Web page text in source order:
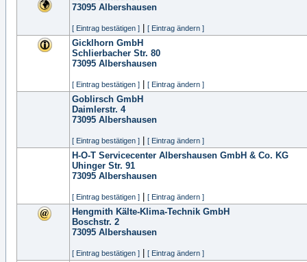
73095 Albershausen
[ Eintrag bestätigen ] [ Eintrag ändern ]
Gicklhorn GmbH
Schlierbacher Str. 80
73095 Albershausen
[ Eintrag bestätigen ] [ Eintrag ändern ]
Goblirsch GmbH
Daimlerstr. 4
73095 Albershausen
[ Eintrag bestätigen ] [ Eintrag ändern ]
H-O-T Servicecenter Albershausen GmbH & Co. KG
Uhinger Str. 91
73095 Albershausen
[ Eintrag bestätigen ] [ Eintrag ändern ]
Hengmith Kälte-Klima-Technik GmbH
Boschstr. 2
73095 Albershausen
[ Eintrag bestätigen ] [ Eintrag ändern ]